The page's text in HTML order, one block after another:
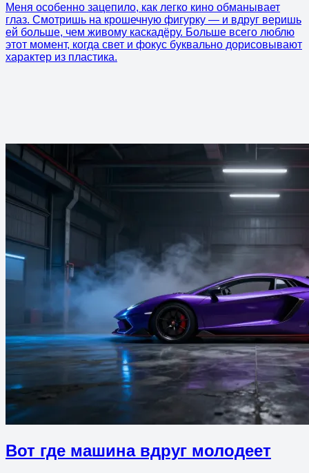
Меня особенно зацепило, как легко кино обманывает
глаз. Смотришь на крошечную фигурку — и вдруг веришь
ей больше, чем живому каскадёру. Больше всего люблю
этот момент, когда свет и фокус буквально дорисовывают
характер из пластика.
Вот где машина вдруг молодеет